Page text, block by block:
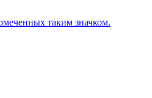
таким значком.